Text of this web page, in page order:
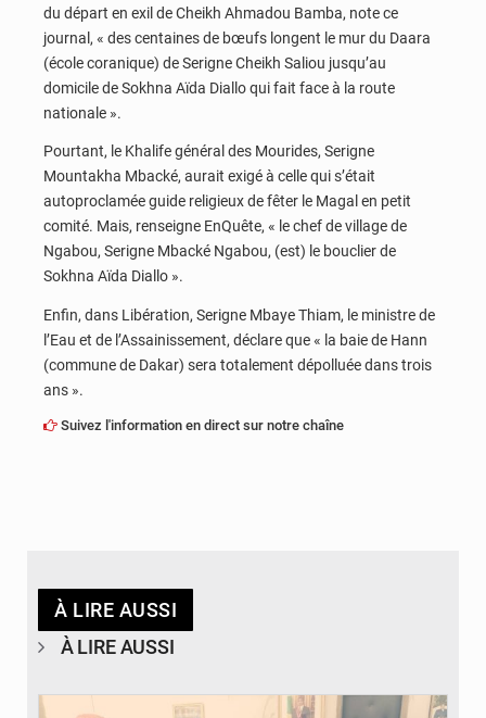
du départ en exil de Cheikh Ahmadou Bamba, note ce
journal, « des centaines de bœufs longent le mur du Daara
(école coranique) de Serigne Cheikh Saliou jusqu’au
domicile de Sokhna Aïda Diallo qui fait face à la route
nationale ».
Pourtant, le Khalife général des Mourides, Serigne
Mountakha Mbacké, aurait exigé à celle qui s’était
autoproclamée guide religieux de fêter le Magal en petit
comité. Mais, renseigne EnQuête, « le chef de village de
Ngabou, Serigne Mbacké Ngabou, (est) le bouclier de
Sokhna Aïda Diallo ».
Enfin, dans Libération, Serigne Mbaye Thiam, le ministre de
l’Eau et de l’Assainissement, déclare que « la baie de Hann
(commune de Dakar) sera totalement dépolluée dans trois
ans ».
Suivez l'information en direct sur notre chaîne
À LIRE AUSSI
À LIRE AUSSI